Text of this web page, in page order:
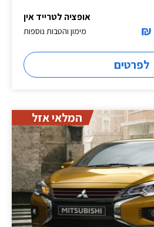
אופציה לטרייד אין
מימון והטבות נוספות
לפרטים
המלאי אזל